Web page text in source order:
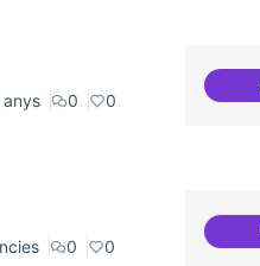
anys 0 0
0 0